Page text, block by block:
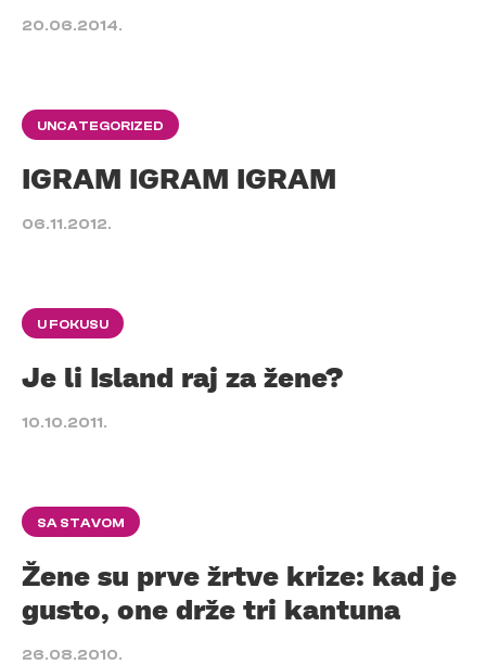
20.06.2014.
UNCATEGORIZED
IGRAM IGRAM IGRAM
06.11.2012.
U FOKUSU
Je li Island raj za žene?
10.10.2011.
SA STAVOM
Žene su prve žrtve krize: kad je
gusto, one drže tri kantuna
26.08.2010.